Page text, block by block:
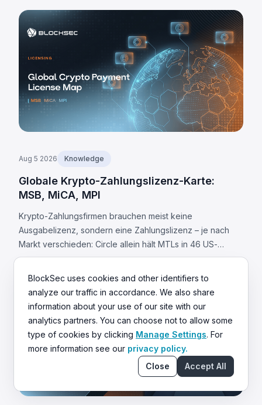
Aug 5 2026 Knowledge
Globale Krypto-Zahlungslizenz-Karte:
MSB, MiCA, MPI
Krypto-Zahlungsfirmen brauchen meist keine
Ausgabelizenz, sondern eine Zahlungslizenz – je nach
Markt verschieden: Circle allein hält MTLs in 46 US-
Staaten. Was jede Jurisdiktion fordert und 8 universelle
BlockSec uses cookies and other identifiers to
analyze our traffic in accordance. We also share
information about your use of our site with our
analytics partners. You can choose not to allow some
type of cookies by clicking Manage Settings. For
more information see our privacy policy.
Close
Accept All